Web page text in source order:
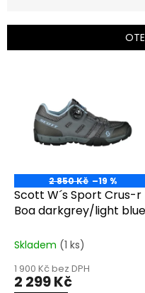
í
r
o
d
2 850 Kč –19 %
Scott W´s Sport Crus-r
Boa darkgrey/light blue
Skladem (1 ks)
1 900 Kč bez DPH
2 299 Kč